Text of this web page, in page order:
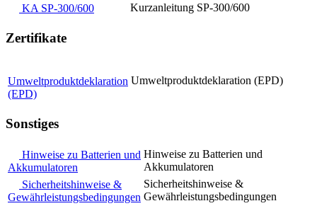
KA SP-300/600
Kurzanleitung SP-300/600
Zertifikate
Umweltproduktdeklaration
(EPD)
Umweltproduktdeklaration (EPD)
Sonstiges
Hinweise zu Batterien und
Akkumulatoren
Hinweise zu Batterien und
Akkumulatoren
Sicherheitshinweise &
Gewährleistungsbedingungen
Sicherheitshinweise &
Gewährleistungsbedingungen